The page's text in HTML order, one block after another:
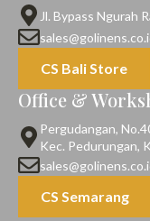
Jl. Bypass Ngurah
CS Bali Store
Office &
Pergudangan,
Kec. Pedurungan,
CS Semarang